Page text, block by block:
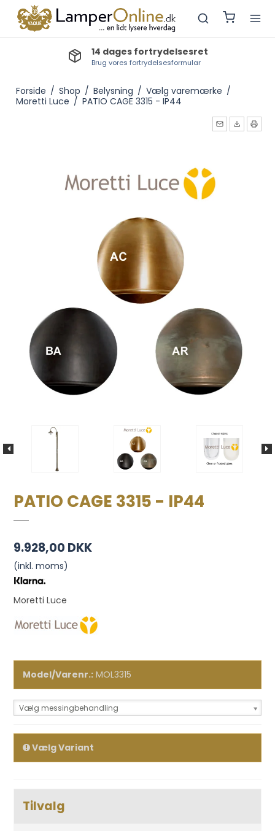
Lev.tid lagervarer: 1-2 dage
Bestillingsvarer: 3-5 dage, Produktionsvarer: 3-4 uger
Forside / Shop / Belysning / Vælg varemærke /
Moretti Luce / PATIO CAGE 3315 - IP44
PATIO CAGE 3315 - IP44
9.928,00 DKK
(inkl. moms)
Moretti Luce
Model/Varenr.: MOL3315
Vælg messingbehandling
Vælg Variant
Tilvalg